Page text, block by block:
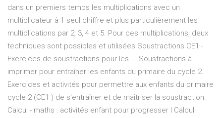
dans un premiers temps les multiplications avec un
multiplicateur à 1 seul chiffre et plus particulièrement les
multiplications par 2, 3, 4 et 5. Pour ces multiplications, deux
techniques sont possibles et utilisées Soustractions CE1 -
Exercices de soustractions pour les ... Soustractions à
imprimer pour entraîner les enfants du primaire du cycle 2.
Exercices et activités pour permettre aux enfants du primaire
cycle 2 (CE1 ) de s'entraîner et de maîtriser la soustraction.
Calcul - maths : activités enfant pour progresser l Calcul